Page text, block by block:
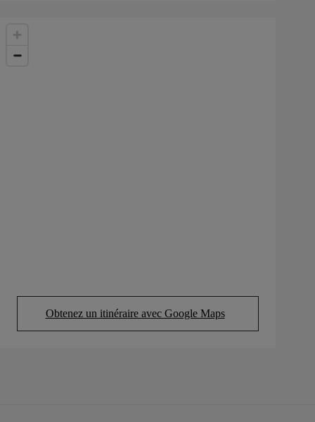
Obtenez un itinéraire avec Google Maps
(Opens in new tab)